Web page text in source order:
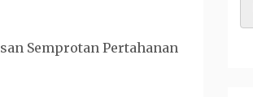
Semprotan Pertahanan